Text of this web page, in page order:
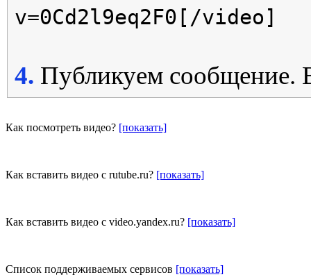
v=0Cd2l9eq2F0[/video]
4. Публикуем сообщение.
Как посмотреть видео? [показать]
Как вставить видео с rutube.ru? [показать]
Как вставить видео с video.yandex.ru? [показать]
Список поддерживаемых сервисов [показать]